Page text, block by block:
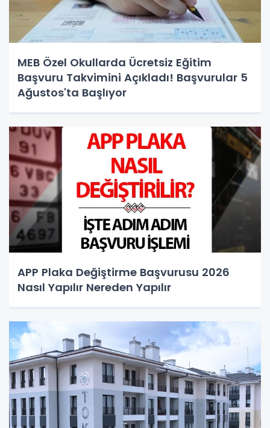
MEB Özel Okullarda Ücretsiz Eğitim
Başvuru Takvimini Açıkladı! Başvurular 5
Ağustos'ta Başlıyor
APP Plaka Değiştirme Başvurusu 2026
Nasıl Yapılır Nereden Yapılır